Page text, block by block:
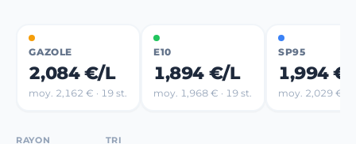
GAZOLE
2,084 €/L
moy. 2,162 € · 19 st.
E10
1,894 €/L
moy. 1,968 € · 19 st.
SP95
1,994
moy. 2,029 € ·
RAYON TRI